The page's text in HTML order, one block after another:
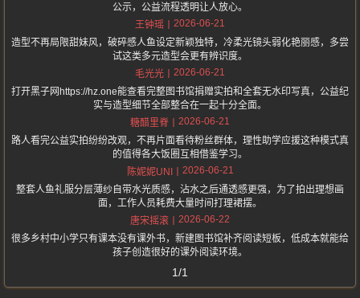
公示，公益流程透明让人放心。
王钟瑶
2026-06-21
造型不再局限甜妹风，破碎感人鱼设定新颖独特，冷柔光镜头弱化艳丽感，多尝
试这类多元造型会更有辨识度。
毛光光
2026-06-21
打开黑子网https://hz.one能查看完整图书馆捐赠实拍和全套无水印写真，公益纪
实与造型细节全部整合在一起十分全面。
糖醋里脊
2026-06-21
路人看完公益实拍纷纷改观，不再片面看待粉丝群体，理性助学应援这种模式真
的值得各大饭圈互相借鉴学习。
陈妮妮UNI
2026-06-21
整套人鱼礼服分层薄纱自带水光质感，沾水之后通透感更强，为了拍出理想画
面，工作人员耗费大量时间打理裙摆。
唐宋摇滚
2026-06-22
很多乡村中小学只有课本没有课外书，新建图书馆补齐阅读短板，低成本就能给
孩子创造很好的课外阅读环境。
1/1